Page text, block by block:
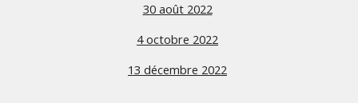
30 août 2022
4 octobre 2022
13 décembre 2022